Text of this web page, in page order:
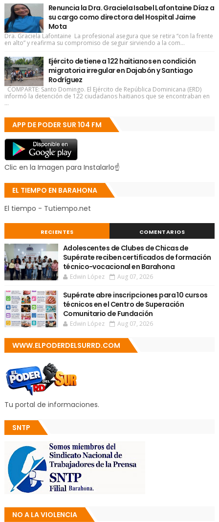
Renuncia la Dra. Graciela Isabel Lafontaine Díaz a
su cargo como directora del Hospital Jaime
Mota
Dra. Graciela Lafontaine La profesional asegura que se retira “con la frente
en alto” y reafirma su compromiso de seguir sirviendo a la com...
Ejército detiene a 122 haitianos en condición
migratoria irregular en Dajabón y Santiago
Rodríguez
COMPARTE: Santo Domingo. El Ejército de República Dominicana (ERD)
informó la detención de 122 ciudadanos haitianos que se encontraban en
...
APP DE PODER SUR 104 FM
Clic en la Imagen para Instalarlo☝
EL TIEMPO EN BARAHONA
El tiempo - Tutiempo.net
RECIENTES COMENTARIOS
Adolescentes de Clubes de Chicas de
Supérate reciben certificados de formación
técnico-vocacional en Barahona
Edwin López Aug 07, 2026
Supérate abre inscripciones para 10 cursos
técnicos en el Centro de Superación
Comunitario de Fundación
Edwin López Aug 07, 2026
WWW.ELPODERDELSURRD.COM
Tu portal de informaciones.
SNTP
NO A LA VIOLENCIA